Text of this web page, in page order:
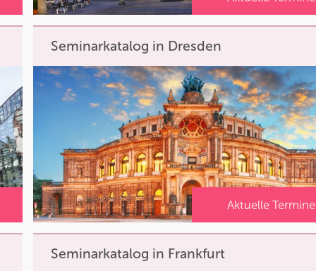
Seminarkatalog in Dresden
Aktuelle Termine
Seminarkatalog in Frankfurt